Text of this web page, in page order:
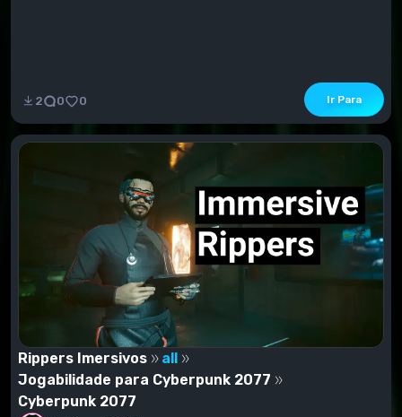
2 0 0 Ir Para
Rippers Imersivos
all
Jogabilidade para Cyberpunk 2077
Cyberpunk 2077